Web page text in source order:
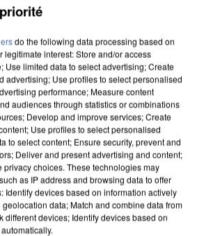
DE-FRANCE LANCE UN ÉLAN
do the following data processing based on
legitimate interest: Store and/or access
Use limited data to select advertising; Create
advertising; Use profiles to select personalised
performance; Measure content
audiences through statistics or combinations
Develop and improve services; Create
Use profiles to select personalised
to select content; Ensure security, prevent and
Deliver and present advertising and content;
privacy choices. These technologies may
as IP address and browsing data to offer
Identify devices based on information actively
data; Match and combine data from
different devices; Identify devices based on